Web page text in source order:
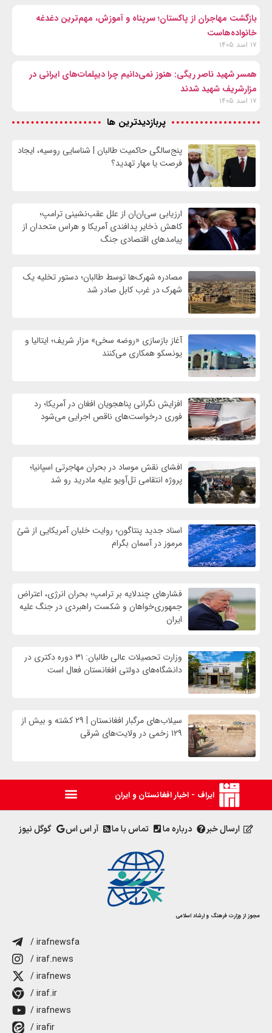
بازگشت مهاجران از پاکستان؛ سرپناه و آموزش، مهم‌ترین دغدغه
خانواده‌هاست
۱۷ اسد ۱۴۰۵
همسر شهید ناصر ریگی: هنوز نمی‌دانیم چرا دیپلمات‌های ایرانی در
مزارشریف شهید شدند
۱۷ اسد ۱۴۰۵
پربازدیدترین ها
پنج‌سالگی حاکمیت طالبان | شناسایی روسیه، ایجاد
فرصت‌ یا مهار تهدید؟
ارزیابی سی‌ان‌ان از علل عقب‌نشینی ترامپ؛
کاهش ذخایر پدافندی آمریکا و هراس متحدان از
پیامدهای اقتصادی جنگ
مصادره شهرک‌ها توسط طالبان؛ دستور تخلیه یک
شهرک در غرب کابل صادر شد
آغاز بازسازی «روضه سخی» مزار شریف؛ ایتالیا و
یونسکو همکاری می‌کنند
افزایش نگرانی پناهجویان افغان در آمریکا؛ رد
فوری درخواست‌های ناقص اجرایی می‌شود
افشای نقش موساد در بحران مهاجرتی اسپانیا؛
پروژه انتقامی تل‌آویو علیه مادرید رو شد
اسناد جدید پنتاگون؛ روایت خلبان آمریکایی از شئ
مرموز در آسمان بگرام
فشارهای چندلایه بر ترامپ؛ بحران انرژی، اعتراض
جمهوری‌خواهان و شکست راهبردی در جنگ علیه
ایران
وزارت تحصیلات عالی طالبان: ۳۱ دوره دکتری در
دانشگاه‌های دولتی افغانستان فعال است
سیلاب‌های مرگبار افغانستان | ۲۹ کشته و بیش از
۱۲۹ زخمی در ولایت‌های شرقی
ایراف - اخبار افغانستان و ایران
ارسال خبر درباره ما تماس با ما آر اس اس گوگل نیوز
مجوز از وزارت فرهنگ و ارشاد اسلامی
/ irafnewsfa
/ iraf.news
/ irafnews
/ iraf.ir
/ irafnews
/ irafir